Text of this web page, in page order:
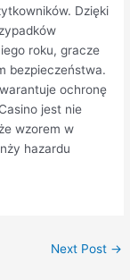
Dzięki
roku, gracze
bezpieczeństwa.
ochronę
jest nie
wzorem w
hazardu
Next Post →